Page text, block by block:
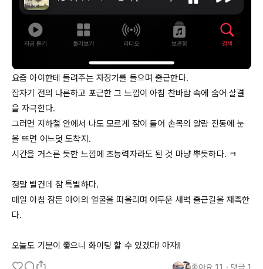
요즘 아이한테 들려주는 자장가를 들으며 출근한다.
잠자기 전의 나른하고 포근한 그 느낌이 아침 찬바람 속에 숨어 살결
을 자극한다.
그러면 지하철 안에서 나도 모르게 잠이 들어 손목의 알람 진동에 눈
을 뜨면 어느덧 도착지.
시간을 거스른 듯한 느낌에 초능력자라도 된 것 마냥 뿌듯하다. ㅋ
정말 별건데 참 특별하다.
매일 아침 잠든 아이의 얼굴을 떠올리며 어두운 새벽 출근길을 재촉한
다.
오늘도 기분이 좋으니 화이팅 할 수 있겠다! 아자!!